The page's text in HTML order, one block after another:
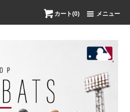
カート(0) メニュー